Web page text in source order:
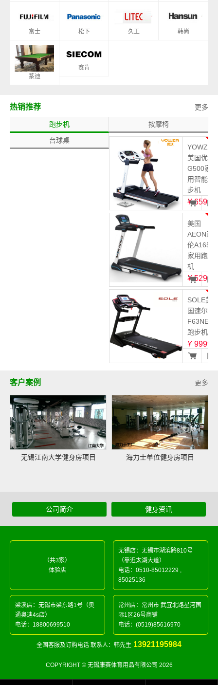
富士 松下 久工 韩尚
篆迪
赛肯
更多
热销推荐
跑步机 按摩椅
台球桌
YOWZA
美国优沃
G500家
用智能跑
步机
¥ 6599
美国
AEON正
伦A165
家用跑步
机
¥ 5299
SOLE美
国速尔
F63NEW
跑步机
¥ 9999
更多
客户案例
无锡江南大学健身房项目 海力士单位健身房项目
公司简介 健身资讯
（共3家）
体验店
无锡店：无锡市湖滨路810号
（靠近太湖大道）
电话：0510-85012229 ,
85025136
梁溪店：无锡市梁东路1号（奥
通奥迪4s店）
电话： 18800699510
常州店：常州市 武宜北路星河国
际1区26号商铺
电话：(0519)85616970
全国客服及订购电话 联系人：韩先生 13921195984
COPYRIGHT © 无锡康赛体育用品有限公司 2026